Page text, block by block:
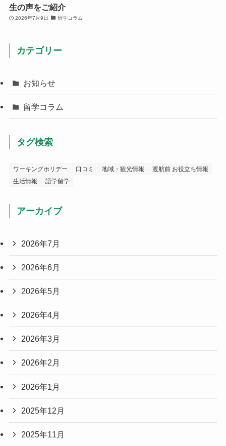
生の声をご紹介
2026年7月9日 留学コラム
カテゴリー
お知らせ
留学コラム
タグ検索
ワーキングホリデー 口コミ 地域・観光情報
渡航前 お役立ち情報
生活情報
語学留学
アーカイブ
2026年7月
2026年6月
2026年5月
2026年4月
2026年3月
2026年2月
2026年1月
2025年12月
2025年11月